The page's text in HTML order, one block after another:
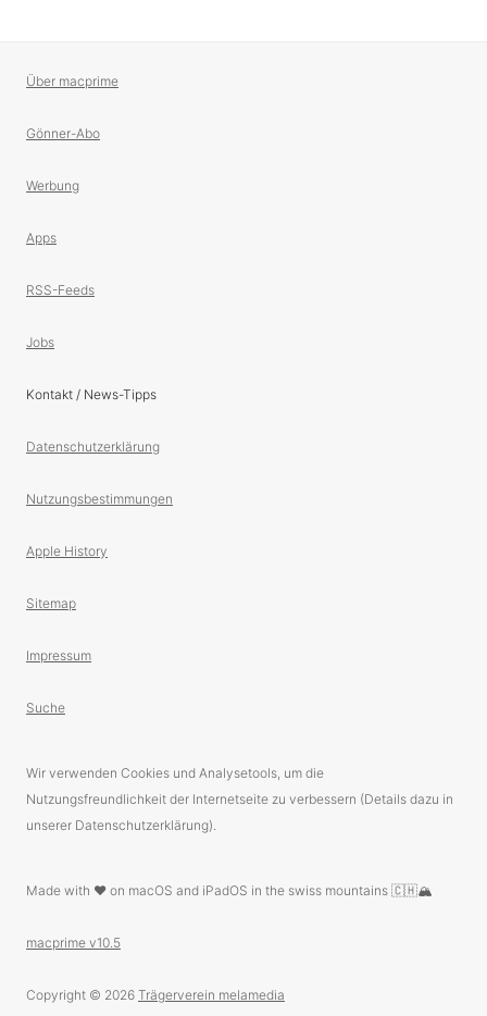
Über macprime
Gönner-Abo
Werbung
Apps
RSS-Feeds
Jobs
Kontakt / News-Tipps
Datenschutzerklärung
Nutzungsbestimmungen
Apple History
Sitemap
Impressum
Suche
Wir verwenden Cookies und Analysetools, um die
Nutzungsfreundlichkeit der Internetseite zu verbessern (Details dazu in
unserer Datenschutzerklärung).
Made with ❤️ on macOS and iPadOS in the swiss mountains 🇨🇭🏔
macprime v10.5
Copyright © 2026 Trägerverein melamedia